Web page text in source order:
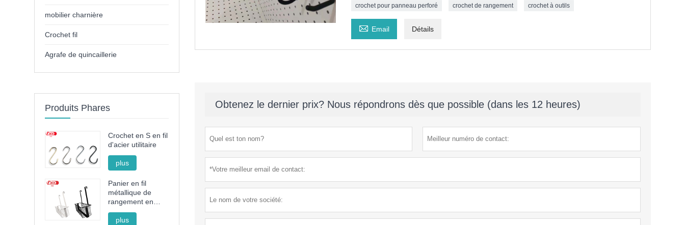
crochet pour panneau perforé crochet de rangement crochet à outils
 Email Détails
Obtenez le dernier prix? Nous répondrons dès que possible (dans les 12 heures)
mobilier charnière
Crochet fil
Agrafe de quincaillerie
Produits Phares
Crochet en S en fil
d'acier utilitaire
plus
Panier en fil
métallique de
rangement en
acier sans
poinçon
plus